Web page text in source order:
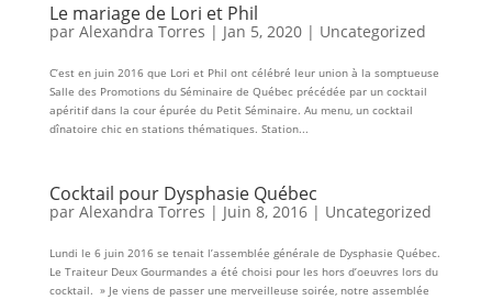
Le mariage de Lori et Phil
par Alexandra Torres | Jan 5, 2020| Uncategorized
C’est en juin 2016 que Lori et Phil ont célébré leur union à la somptueuse
Salle des Promotions du Séminaire de Québec précédée par un cocktail
apéritif dans la cour épurée du Petit Séminaire. Au menu, un cocktail
dînatoire chic en stations thématiques. Station...
Cocktail pour Dysphasie Québec
par Alexandra Torres | Juin 8, 2016| Uncategorized
Lundi le 6 juin 2016 se tenait l’assemblée générale de Dysphasie Québec.
Le Traiteur Deux Gourmandes a été choisi pour les hors d’oeuvres lors du
cocktail. » Je viens de passer une merveilleuse soirée, notre assemblée